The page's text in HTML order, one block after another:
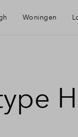
Woningen